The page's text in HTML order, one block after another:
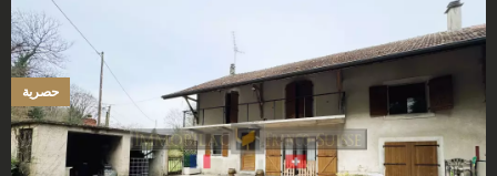
حصرية